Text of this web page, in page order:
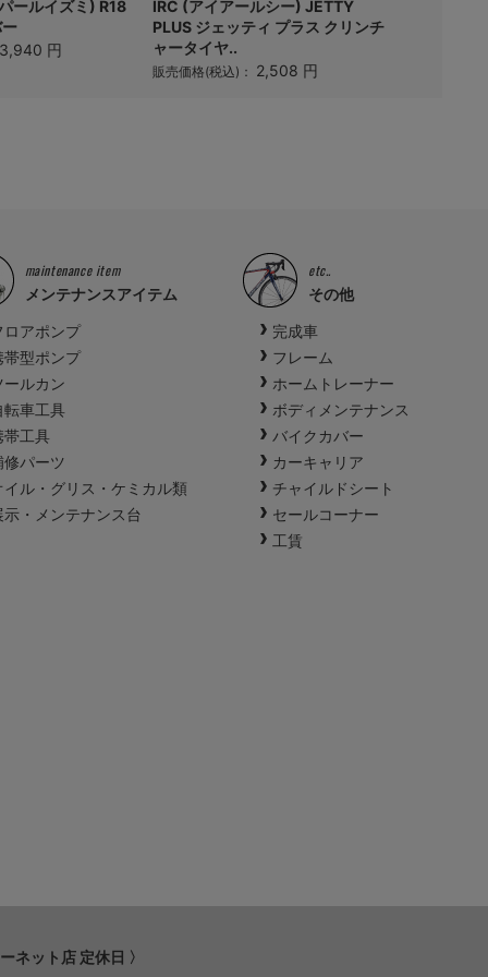
ールイズミ) R18
3,940 円
IRC (アイアールシー) JETTY
PLUS ジェッティ プラス クリンチ
ャータイヤ..
販売価格(税込)： 2,508 円
maintenance item
メンテナンスアイテム
ロアポンプ
帯型ポンプ
ールカン
転車工具
帯工具
修パーツ
イル・グリス・ケミカル類
示・メンテナンス台
etc..
その他
完成車
フレーム
ホームトレーナー
ボディメンテナンス
バイクカバー
カーキャリア
チャイルドシート
セールコーナー
工賃
ネット店 定休日 〉